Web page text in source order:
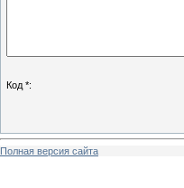
Код *:
Полная версия сайта